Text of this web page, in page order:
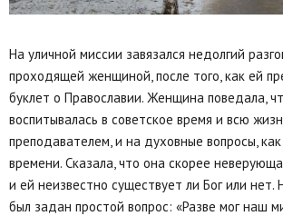
На уличной миссии завязался недолгий
проходящей женщиной, после того, как ей
буклет о Православии. Женщина поведала,
воспитывалась в советское время и всю
преподавателем, и на духовные вопросы,
времени. Сказала, что она скорее
и ей неизвестно существует ли Бог или
был задан простой вопрос: «Разве мог наш